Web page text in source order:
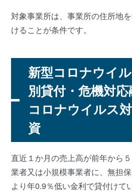
対象事業所は、事業所の住所地
けることが条件です。
新型コロナウイ
別貸付・危機対
コロナウイルス
資
直近１か月の売上高が前年から
業者又は小規模事業者に、無担
より年0.9％低い金利で貸付けて